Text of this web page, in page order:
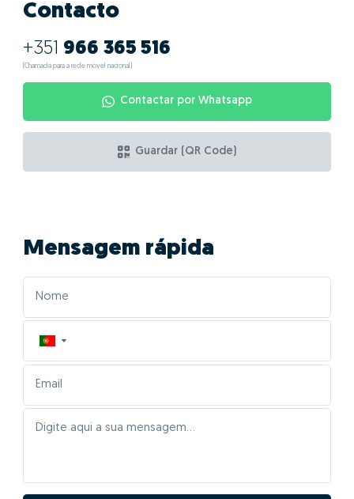
Contacto
+351 966 365 516
(Chamada para a rede móvel nacional)
Contactar por Whatsapp
Guardar (QR Code)
Mensagem rápida
▼